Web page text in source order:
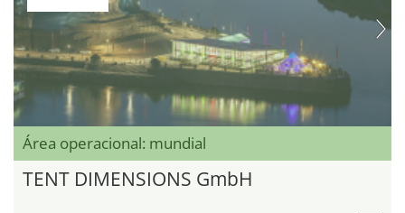
Área operacional: mundial
TENT DIMENSIONS GmbH